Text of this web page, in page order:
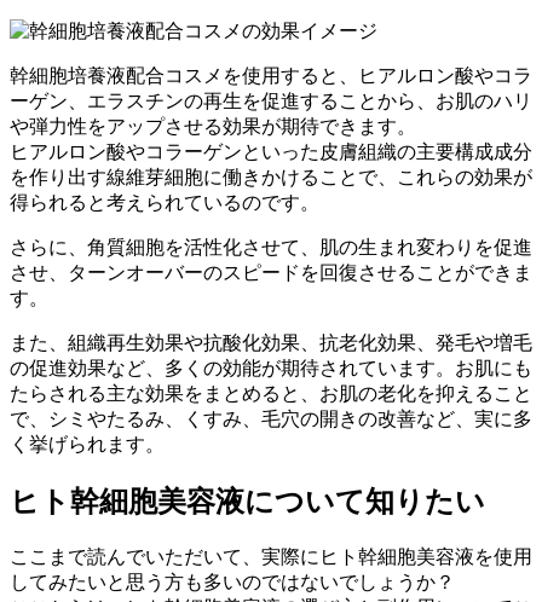
幹細胞培養液配合コスメを使用すると、ヒアルロン酸やコラ
ーゲン、エラスチンの再生を促進することから、 お肌のハリ
や弾力性をアップさせる効果が期待できます。
ヒアルロン酸やコラーゲンといった皮膚組織の主要構成成分
を作り出す線維芽細胞に働きかけることで、これらの効果が
得られると考えられているのです。
さらに、角質細胞を活性化させて、肌の生まれ変わりを促進
させ、
ターンオーバーのスピードを回復させることができま
す。
また、組織再生効果や抗酸化効果、抗老化効果、発毛や増毛
の促進効果など、多くの効能が期待されています。お肌にも
たらされる主な効果をまとめると、お肌の老化を抑えること
で、シミやたるみ、くすみ、毛穴の開きの改善など、実に多
く挙げられます。
ヒト幹細胞美容液について知りたい
ここまで読んでいただいて、実際にヒト幹細胞美容液を使用
してみたいと思う方も多いのではないでしょうか？